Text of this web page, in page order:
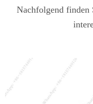
Nachfolgend finden